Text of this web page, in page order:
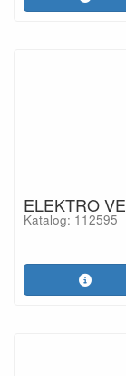
ELEKTRO
Katalog: 112595